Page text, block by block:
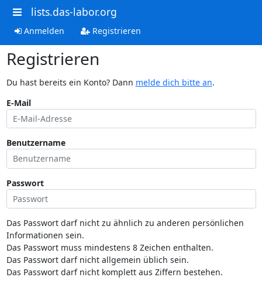
lists.das-labor.org
Anmelden Registrieren
Registrieren
Du hast bereits ein Konto? Dann melde dich bitte an.
E-Mail
Benutzername
Passwort
Das Passwort darf nicht zu ähnlich zu anderen persönlichen
Informationen sein.
Das Passwort muss mindestens 8 Zeichen enthalten.
Das Passwort darf nicht allgemein üblich sein.
Das Passwort darf nicht komplett aus Ziffern bestehen.